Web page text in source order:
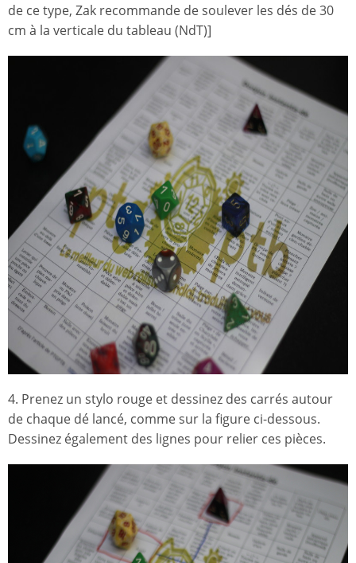
de ce type, Zak recommande de soulever les dés de 30
cm à la verticale du tableau (NdT)]
4. Prenez un stylo rouge et dessinez des carrés autour
de chaque dé lancé, comme sur la figure ci-dessous.
Dessinez également des lignes pour relier ces pièces.